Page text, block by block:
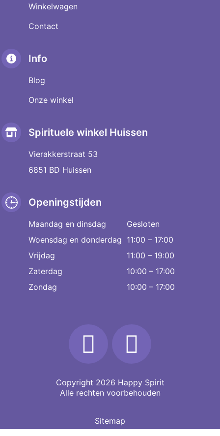
Winkelwagen
Contact
Info
Blog
Onze winkel
Spirituele winkel Huissen
Vierakkerstraat 53
6851 BD Huissen
Openingstijden
Maandag en dinsdag
Gesloten
Woensdag en donderdag 11:00 – 17:00
Vrijdag
11:00 – 19:00
Zaterdag
10:00 – 17:00
Zondag
10:00 – 17:00
Copyright 2026 Happy Spirit
Alle rechten voorbehouden
Sitemap